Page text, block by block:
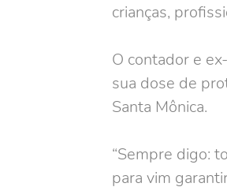
crianças,
O contador e
sua dose de
Santa Mônica.
“Sempre digo:
para vim